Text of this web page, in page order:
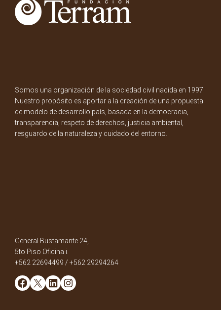
Somos una organización de la sociedad civil nacida en 1997.
Nuestro propósito es aportar a la creación de una propuesta
de modelo de desarrollo país, basada en la democracia,
transparencia, respeto de derechos, justicia ambiental,
resguardo de la naturaleza y cuidado del entorno.
General Bustamante 24,
5to Piso Oficina i.
+562 22694499 / +562 29294264